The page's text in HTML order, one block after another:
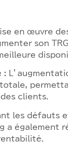
en œuvre
son
:
clients.
les défauts
a également